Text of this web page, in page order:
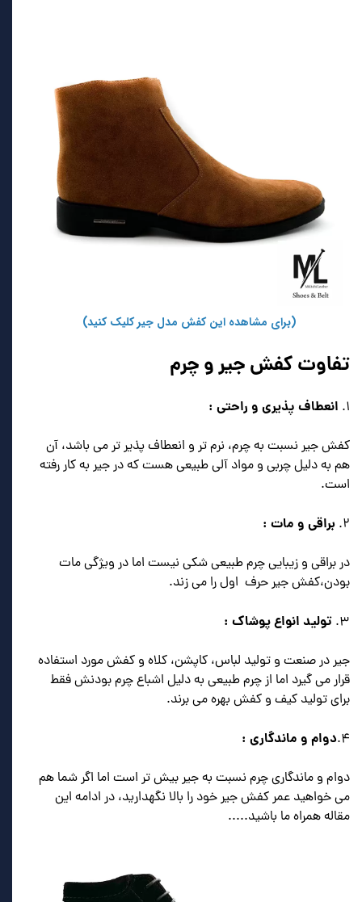
(برای مشاهده این کفش مدل جیر کلیک کنید)
تفاوت کفش جیر و چرم
۱. انعطاف پذیری و راحتی :
کفش جیر نسبت به چرم، نرم تر و انعطاف پذیر تر می باشد، آن
هم به دلیل چربی و مواد آلی طبیعی هست که در جیر به کار رفته
است.
۲. براقی و مات :
در براقی و زیبایی چرم طبیعی شکی نیست اما در ویژگی مات
بودن،‌کفش جیر حرف اول را می زند.
۳. تولید انواع پوشاک :
جیر در صنعت و تولید لباس، کاپشن، کلاه و کفش مورد استفاده
قرار می گیرد اما از چرم طبیعی به دلیل اشباع چرم بودنش فقط
برای تولید کیف و کفش بهره می برند.
۴. دوام و ماندگاری‌ :
دوام و ماندگاری چرم نسبت به جیر بیش تر است اما اگر شما هم
می خواهید عمر کفش جیر خود را بالا نگهدارید، در ادامه این
مقاله همراه ما باشید.....